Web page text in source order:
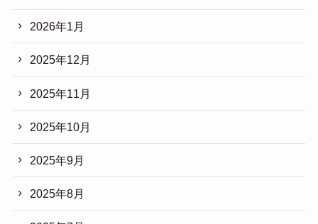
2026年1月
2025年12月
2025年11月
2025年10月
2025年9月
2025年8月